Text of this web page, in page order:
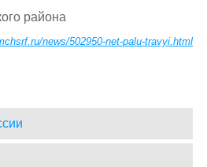
района
news/502950-net-palu-travyi.html